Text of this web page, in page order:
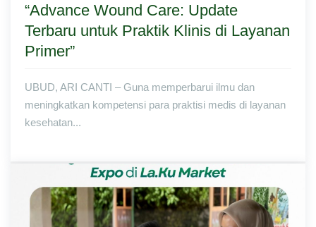
“Advance Wound Care: Update
Terbaru untuk Praktik Klinis di Layanan
Primer”
UBUD, ARI CANTI – Guna memperbarui ilmu dan
meningkatkan kompetensi para praktisi medis di layanan
kesehatan...